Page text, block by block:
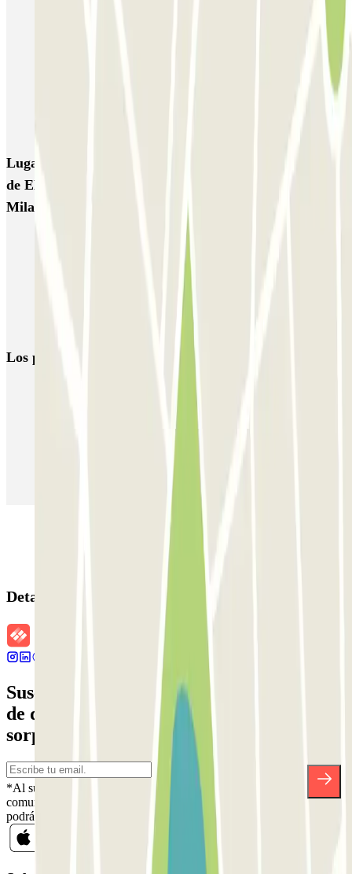
Lugares y eventos interesantes cerca
de EMYCARPARKING - Car Valet - Aeroporto di
Milano Malpensa (Scoperto)
Parking Malpensa low cost | Parking aeropuerto Milán-Malpensa
Parkings cerca de la Terminal 2 del Aeropuerto de Milán-Malpensa
Los parkings más reservados
Parking en Barcelona
Parking en Aeropuerto Barcelona
Parking en Aeropuerto Madrid Barajas
Parking en Sants - Estación de Barcelona
Detalles de la reserva
Suscríbete a nuestra newsletter y entérate
de descuentos, sorteos y otras muchas
sorpresas.
*Al suscribirte aceptas nuestra Política de Privacidad para recibir
comunicaciones comerciales de Parclick. Sin ningún compromiso,
podrás darte de baja cuando quieras en la misma newsletter.